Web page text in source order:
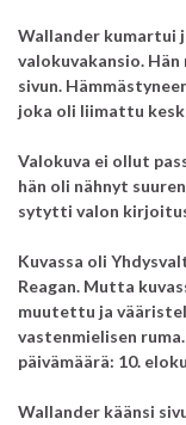
Wallander kumartui
valokuvakansio. Hän
sivun.
joka oli liimattu
Valokuva ei ollut
hän oli nähnyt
sytytti valon
Kuvassa oli
Reagan. Mutta
muutettu ja
vastenmielisen ruma.
päivämäärä: 10.
Wallander käänsi